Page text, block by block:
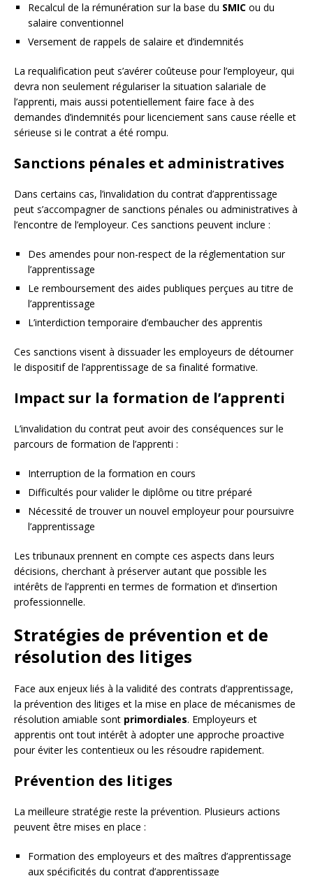
Recalcul de la rémunération sur la base du SMIC ou du
salaire conventionnel
Versement de rappels de salaire et d’indemnités
La requalification peut s’avérer coûteuse pour l’employeur, qui
devra non seulement régulariser la situation salariale de
l’apprenti, mais aussi potentiellement faire face à des
demandes d’indemnités pour licenciement sans cause réelle et
sérieuse si le contrat a été rompu.
Sanctions pénales et administratives
Dans certains cas, l’invalidation du contrat d’apprentissage
peut s’accompagner de sanctions pénales ou administratives à
l’encontre de l’employeur. Ces sanctions peuvent inclure :
Des amendes pour non-respect de la réglementation sur
l’apprentissage
Le remboursement des aides publiques perçues au titre de
l’apprentissage
L’interdiction temporaire d’embaucher des apprentis
Ces sanctions visent à dissuader les employeurs de détourner
le dispositif de l’apprentissage de sa finalité formative.
Impact sur la formation de l’apprenti
L’invalidation du contrat peut avoir des conséquences sur le
parcours de formation de l’apprenti :
Interruption de la formation en cours
Difficultés pour valider le diplôme ou titre préparé
Nécessité de trouver un nouvel employeur pour poursuivre
l’apprentissage
Les tribunaux prennent en compte ces aspects dans leurs
décisions, cherchant à préserver autant que possible les
intérêts de l’apprenti en termes de formation et d’insertion
professionnelle.
Stratégies de prévention et de
résolution des litiges
Face aux enjeux liés à la validité des contrats d’apprentissage,
la prévention des litiges et la mise en place de mécanismes de
résolution amiable sont primordiales. Employeurs et
apprentis ont tout intérêt à adopter une approche proactive
pour éviter les contentieux ou les résoudre rapidement.
Prévention des litiges
La meilleure stratégie reste la prévention. Plusieurs actions
peuvent être mises en place :
Formation des employeurs et des maîtres d’apprentissage
aux spécificités du contrat d’apprentissage